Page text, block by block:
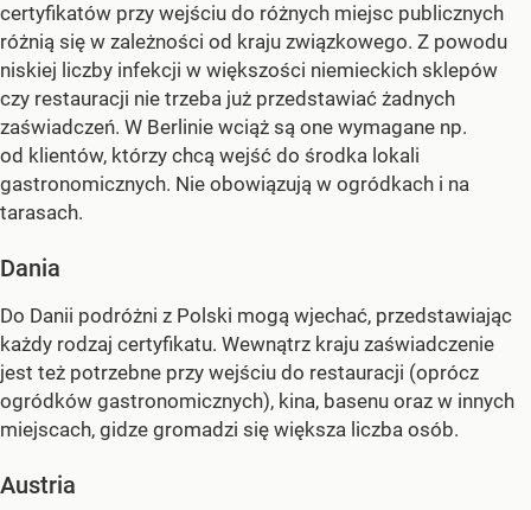
certyfikatów przy wejściu do różnych miejsc publicznych
różnią się w zależności od kraju związkowego. Z powodu
niskiej liczby infekcji w większości niemieckich sklepów
czy restauracji nie trzeba już przedstawiać żadnych
zaświadczeń. W Berlinie wciąż są one wymagane np.
od klientów, którzy chcą wejść do środka lokali
gastronomicznych. Nie obowiązują w ogródkach i na
tarasach.
Dania
Do Danii podróżni z Polski mogą wjechać, przedstawiając
każdy rodzaj certyfikatu. Wewnątrz kraju zaświadczenie
jest też potrzebne przy wejściu do restauracji (oprócz
ogródków gastronomicznych), kina, basenu oraz w innych
miejscach, gidze gromadzi się większa liczba osób.
Austria